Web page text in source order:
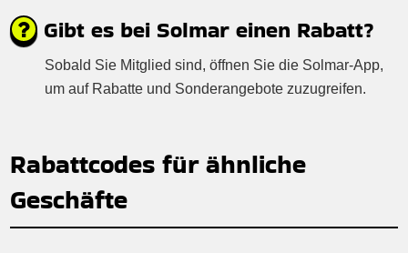
Gibt es bei Solmar einen Rabatt?
Sobald Sie Mitglied sind, öffnen Sie die Solmar-App,
um auf Rabatte und Sonderangebote zuzugreifen.
Rabattcodes für ähnliche
Geschäfte